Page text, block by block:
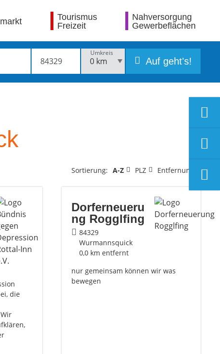
Tourismus
Freizeit
Nahversorgung
Gewerbeflächen
Umkreis
Auf geht's!
Sortierung: A-Z PLZ Entfernung
die
Dorferneueru
ng Rogglfing
84329
Wurmannsquick
0,0 km entfernt
nur gemeinsam können wir was
bewegen